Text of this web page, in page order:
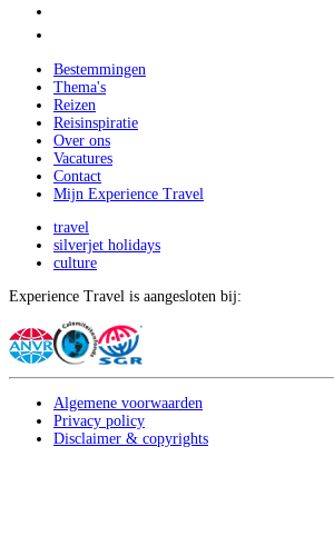
Bestemmingen
Thema's
Reizen
Reisinspiratie
Over ons
Vacatures
Contact
Mijn Experience Travel
travel
silverjet holidays
culture
Experience Travel is aangesloten bij:
Algemene voorwaarden
Privacy policy
Disclaimer & copyrights